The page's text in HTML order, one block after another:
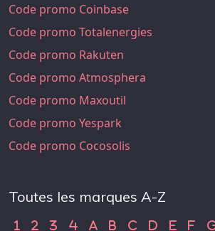
Code promo Coinbase
Code promo Totalenergies
Code promo Rakuten
Code promo Atmosphera
Code promo Maxoutil
Code promo Yespark
Code promo Cocosolis
Toutes les marques A-Z
1 Code Promo 1
2 Code Promo 2
3 Code Promo 3
4Code Promo 4
ACode Promo A
B Code Promo B
C Code Promo C
D Code
ECode
F